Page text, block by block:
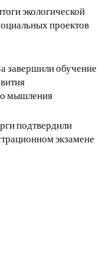
экологической
проектов
завершили обучение
мышления
подтвердили
экзамене